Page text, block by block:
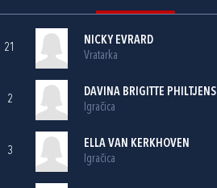
21
NICKY EVRARD
Vratarka
2
DAVINA BRIGITTE PHILTJENS
Igračica
3
ELLA VAN KERKHOVEN
Igračica